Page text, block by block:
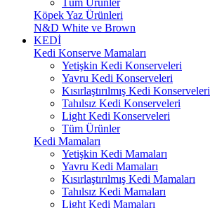
Tüm Ürünler
Köpek Yaz Ürünleri
N&D White ve Brown
KEDİ
Kedi Konserve Mamaları
Yetişkin Kedi Konserveleri
Yavru Kedi Konserveleri
Kısırlaştırılmış Kedi Konserveleri
Tahılsız Kedi Konserveleri
Light Kedi Konserveleri
Tüm Ürünler
Kedi Mamaları
Yetişkin Kedi Mamaları
Yavru Kedi Mamaları
Kısırlaştırılmış Kedi Mamaları
Tahılsız Kedi Mamaları
Light Kedi Mamaları